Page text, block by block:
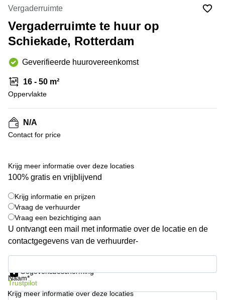
Hengelo
Hilversum
Hoofddorp
Deventer
Rotterdam
Tiel
Zwolle
Bodegraven-
Reeuwijk
Business
center
Arnhem
Business
Amsterdam
Westpoort
Business
center
Hilversum
Den
Haag
space
Breda
Coworking
Arnhem
Coworking
space
Hilversum
Vergaderruimte
Vergaderruimte te huur op
Schiekade, Rotterdam
Geverifieerde huurovereenkomst
16 - 50 m²
Oppervlakte
N/A
Contact for price
Krijg meer informatie over deze locaties
100% gratis en vrijblijvend
Krijg informatie en prijzen
Vraag de verhuurder
Vraag een bezichtiging aan
U ontvangt een mail met informatie over de locatie en de
contactgegevens van de verhuurder-
Naam*
Gegevensbescherming
Trustpilot
Krijg meer informatie over deze locaties